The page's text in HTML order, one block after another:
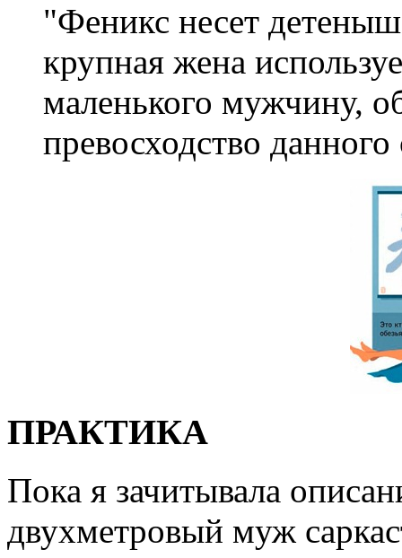
"Феникс несет
крупная жена
маленького мужчину,
превосходство
ПРАКТИКА
Пока я зачитывала
двухметровый муж